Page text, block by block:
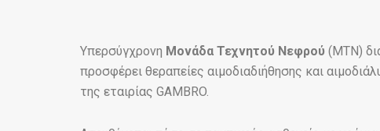
Υπερσύγχρονη Μονάδα Τεχνητού Νεφρού (ΜΤΝ)
προσφέρει θεραπείες αιμοδιαδιήθησης και
της εταιρίας GAMBRO.